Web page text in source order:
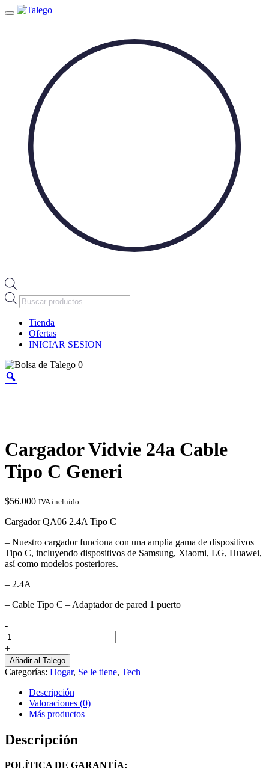
Búsqueda
de
productos
Tienda
Ofertas
INICIAR SESION
0
Cargador Vidvie 24a Cable
Tipo C Generi
$56.000 IVA incluido
Cargador QA06 2.4A Tipo C
– Nuestro cargador funciona con una amplia gama de dispositivos
Tipo C, incluyendo dispositivos de Samsung, Xiaomi, LG, Huawei,
así como modelos posteriores.
– 2.4A
– Cable Tipo C – Adaptador de pared 1 puerto
-
Cargador
Vidvie
24a
Cable
Tipo
Generi
cantidad
+
Añadir al Talego
Categorías: Hogar, Se le tiene, Tech
Descripción
Valoraciones (0)
Más productos
Descripción
POLÍTICA DE GARANTÍA: